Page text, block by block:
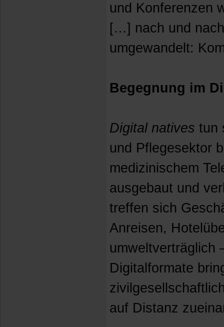
und Konferenzen
[…] nach und
umgewandelt:
Begegnung im
Digital natives tun
und Pflegesektor
medizinischem
ausgebaut und
treffen sich
Anreisen,
umweltverträglich
Digitalformate
auf Distanz